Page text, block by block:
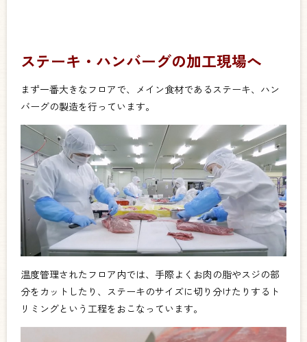
ステーキ・ハンバーグの加工現場へ
まず一番大きなフロアで、メイン食材であるステーキ、ハン
バーグの製造を行っています。
温度管理されたフロア内では、手際よくお肉の脂やスジの部
分をカットしたり、ステーキのサイズに切り分けたりするト
リミングという工程をおこなっています。